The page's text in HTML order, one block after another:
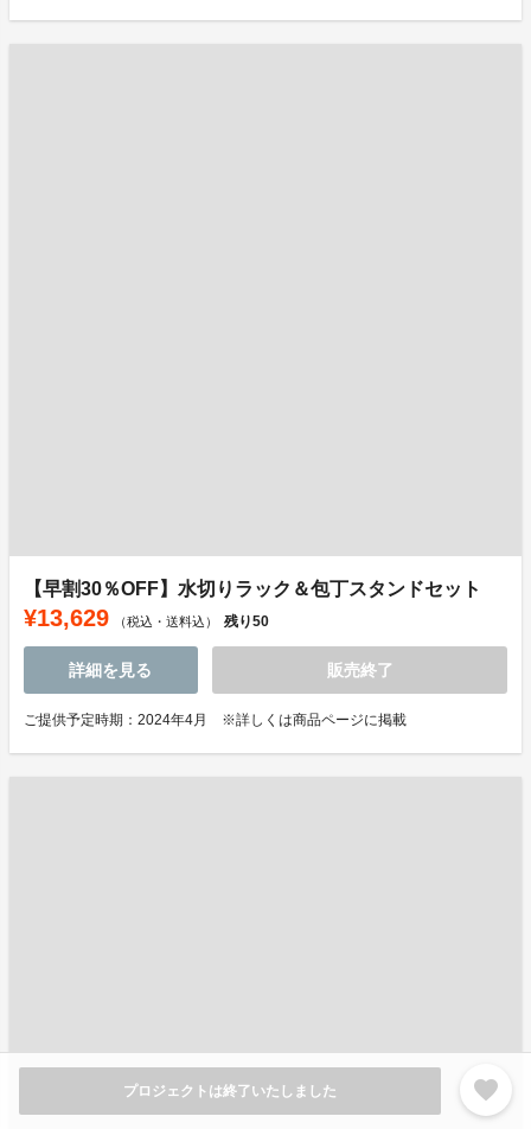
プロジェクトは終了いたしました favorite
【早割30％OFF】水切りラック＆包丁スタンドセット
¥13,629 （税込・送料込） 残り50
詳細を見る 販売終了
ご提供予定時期：2024年4月 ※詳しくは商品ページに掲載